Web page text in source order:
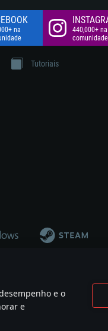
e o
e
na
440,000+ na
comunidade
Tutoriais
significa participação no
are the property of their